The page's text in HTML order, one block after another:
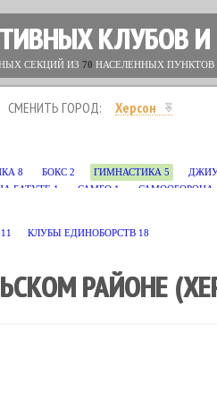
КЛУБОВ
СЕКЦИЙ ИЗ 70 НАСЕЛЕННЫХ ПУНКТОВ
СМЕНИТЬ ГОРОД: Херсон
8 БОКС 2 ГИМНАСТИКА 5
БАТУТЕ 1 САМБО 1 САМООБОРОНА
11 КЛУБЫ ЕДИНОБОРСТВ 18
РАЙОНЕ